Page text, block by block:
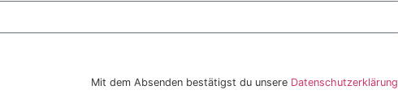
Mit dem Absenden bestätigst du unsere Datenschutzerklärung